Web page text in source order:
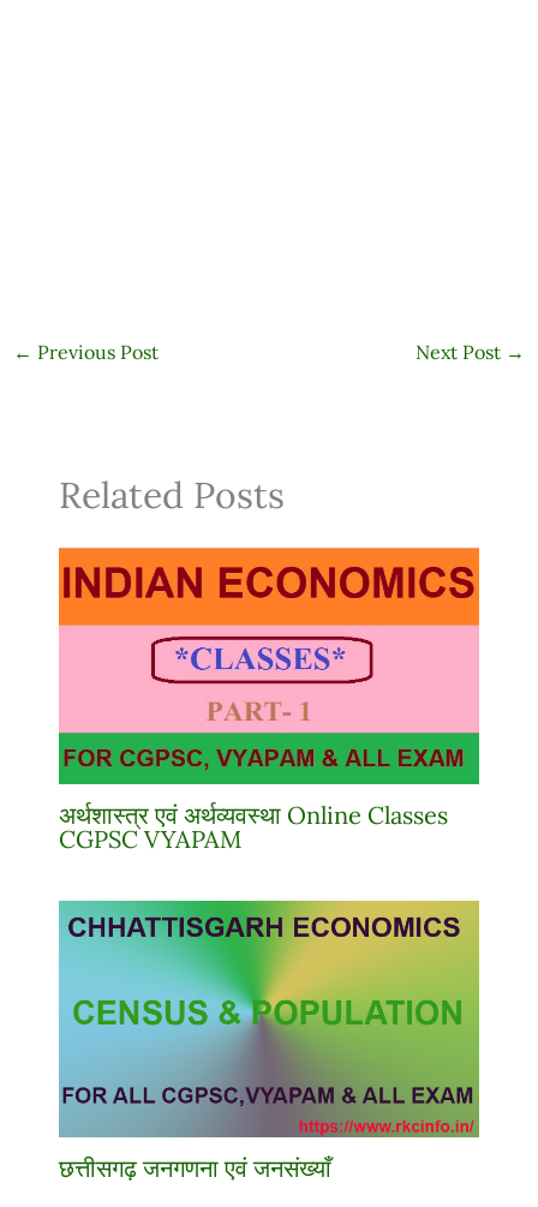
← Previous Post Next Post →
Related Posts
अर्थशास्त्र एवं अर्थव्यवस्था Online Classes
CGPSC VYAPAM
छत्तीसगढ़ जनगणना एवं जनसंख्याँ